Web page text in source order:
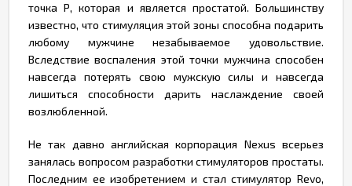
точка Р, которая и является простатой. Большинству
известно, что стимуляция этой зоны способна подарить
любому мужчине незабываемое удовольствие.
Вследствие воспаления этой точки мужчина способен
навсегда потерять свою мужскую силы и навсегда
лишиться способности дарить наслаждение своей
возлюбленной.
Не так давно английская корпорация Nexus всерьез
занялась вопросом разработки стимуляторов простаты.
Последним ее изобретением и стал стимулятор Revo,